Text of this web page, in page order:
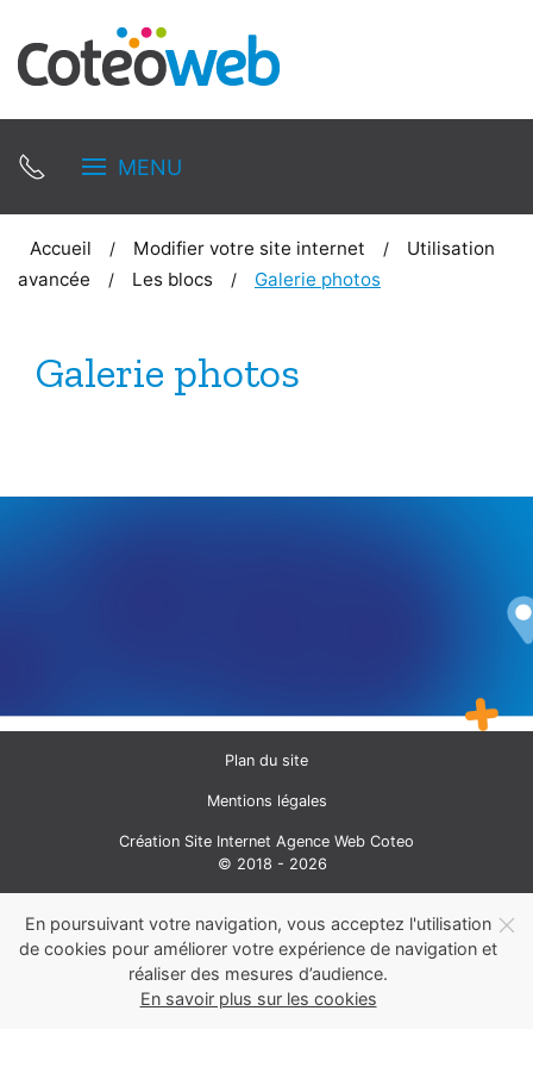
MENU
Accueil Modifier votre site internet
Utilisation
avancée
Les blocs Galerie photos
Galerie photos
Plan du site
Mentions légales
Création Site Internet Agence Web Coteo
© 2018 - 2026
En poursuivant votre navigation, vous acceptez l'utilisation
de cookies pour améliorer votre expérience de navigation et
réaliser des mesures d’audience.
En savoir plus sur les cookies